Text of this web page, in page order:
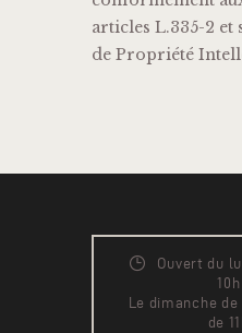
articles L.335-2 et
de Propriété
Ouvert du
Le dimanche
de